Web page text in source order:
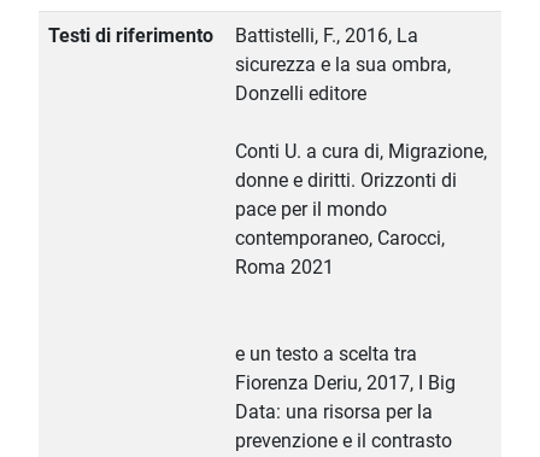
Testi di riferimento
Battistelli, F., 2016, La
sicurezza e la sua ombra,
Donzelli editore
Conti U. a cura di, Migrazione,
donne e diritti. Orizzonti di
pace per il mondo
contemporaneo, Carocci,
Roma 2021
e un testo a scelta tra
Fiorenza Deriu, 2017, I Big
Data: una risorsa per la
prevenzione e il contrasto